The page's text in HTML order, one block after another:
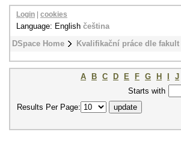
DSpace Home Kvalifikační práce dle fakult
Login cookies
Language: English čeština
A B C D E F G H J
Starts with
Results Per Page: